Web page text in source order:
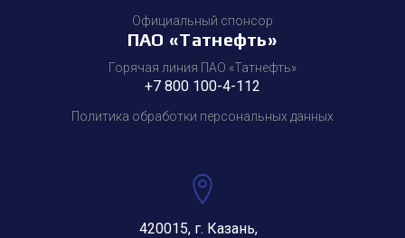
Официальный спонсор
ПАО «Татнефть»
Горячая линия ПАО «Татнефть»
+7 800 100-4-112
Политика обработки персональных данных
420015, г. Казань,